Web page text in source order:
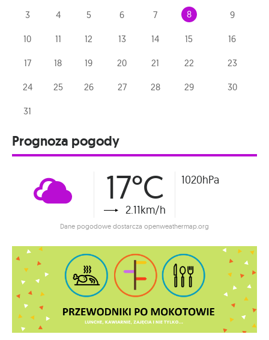
3 4 5 6 7 8 9
10 11 12 13 14 15 16
17 18 19 20 21 22 23
24 25 26 27 28 29 30
31
Prognoza pogody
17°C
2.11km/h
1020hPa
Dane pogodowe dostarcza openweathermap.org